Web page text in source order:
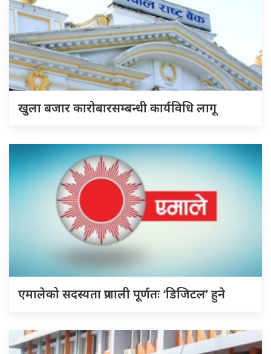
खुला बजार कारोबारसम्बन्धी कार्यविधि लागू
एमालेको सदस्यता प्रणाली पूर्णतः ‘डिजिटल’ हुने